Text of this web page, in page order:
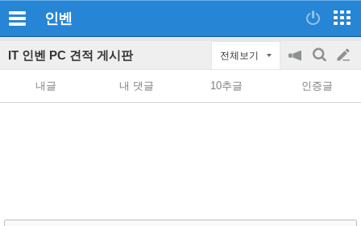
인벤
IT 인벤 PC 견적 게시판 전체보기
공
on/off
검
색
글
쓰
내글 내 댓글 10추글 인증글